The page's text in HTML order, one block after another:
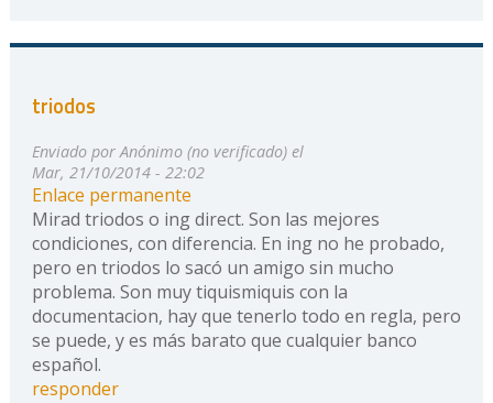
triodos
Enviado porAnónimo (no verificado)el
Mar, 21/10/2014 - 22:02
Enlace permanente
Mirad triodos o ing direct. Son las mejores
condiciones, con diferencia. En ing no he probado,
pero en triodos lo sacó un amigo sin mucho
problema. Son muy tiquismiquis con la
documentacion, hay que tenerlo todo en regla, pero
se puede, y es más barato que cualquier banco
español.
responder